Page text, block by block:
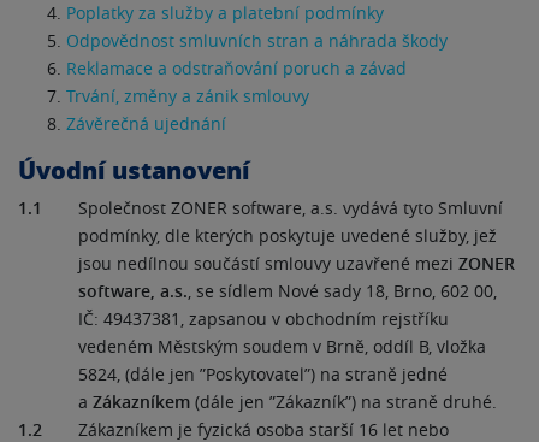
Poplatky za služby a platební podmínky
Odpovědnost smluvních stran a náhrada škody
Reklamace a odstraňování poruch a závad
Trvání, změny a zánik smlouvy
Závěrečná ujednání
Úvodní ustanovení
1.1
Společnost ZONER software, a.s. vydává tyto Smluvní
podmínky, dle kterých poskytuje uvedené služby, jež
jsou nedílnou součástí smlouvy uzavřené mezi ZONER
software, a.s., se sídlem Nové sady 18, Brno, 602 00,
IČ: 49437381, zapsanou v obchodním rejstříku
vedeném Městským soudem v Brně, oddíl B, vložka
5824, (dále jen ”Poskytovatel”) na straně jedné
a Zákazníkem (dále jen ”Zákazník”) na straně druhé.
1.2
Zákazníkem je fyzická osoba starší 16 let nebo